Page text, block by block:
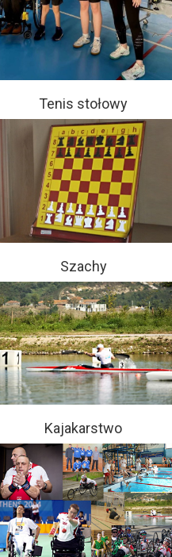
Tenis stołowy
Szachy
Kajakarstwo